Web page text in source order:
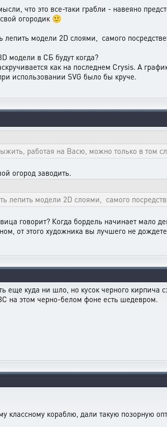
что это все-таки грабли - навеяно
огородик 🙂
лепить модели 2D слоями, самого
модели в СБ будут когда?
как на последнем Crysis. А
использовании SVG было бы круче.
работая на Васю, можно только в том
огород заводить.
лепить модели 2D слоями, самого
говорит? Когда бордель начинает мало
от этого художника вы лучшего не
еще куда ни шло, но кусок черного кирпича
на этом черно-белом фоне есть шедевром.
классному кораблю, дали такую позорную